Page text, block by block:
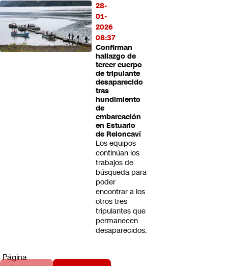
28-
01-
2026
08:37
Confirman
hallazgo de
tercer cuerpo
de tripulante
desaparecido
tras
hundimiento
de
embarcación
en Estuario
de Reloncaví
Los equipos
continúan los
trabajos de
búsqueda para
poder
encontrar a los
otros tres
tripulantes que
permanecen
desaparecidos.
Página